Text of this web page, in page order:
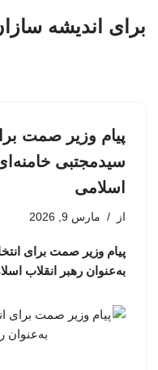
برای اندیشه
پیام وزیر صمت
سیدمجتبی
اسلامی
از مارس 9, 2026
پیام وزیر صمت برای
به‌عنوان رهبر انقلاب